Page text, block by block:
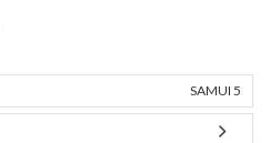
SAMUI 5